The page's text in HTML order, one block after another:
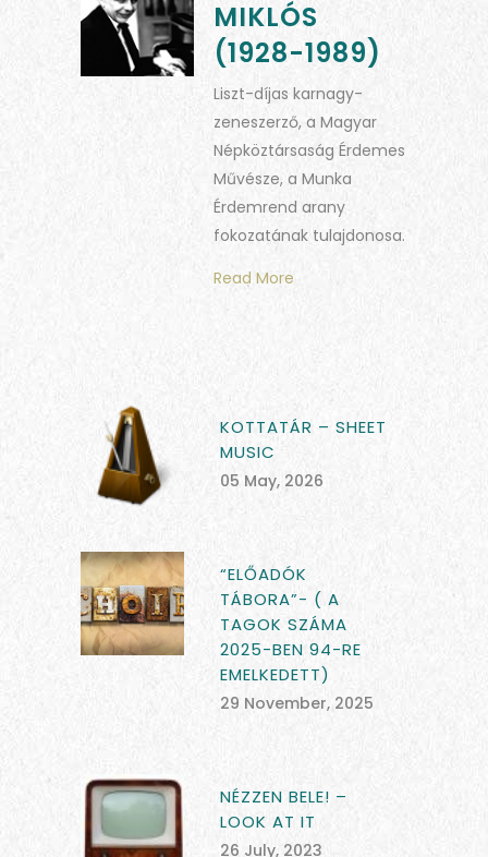
MIKLÓS
(1928-1989)
Liszt-díjas karnagy-
zeneszerző, a Magyar
Népköztársaság Érdemes
Művésze, a Munka
Érdemrend arany
fokozatának tulajdonosa.
Read More
KOTTATÁR – SHEET
MUSIC
05 May, 2026
“ELŐADÓK
TÁBORA”- ( A
TAGOK SZÁMA
2025-BEN 94-RE
EMELKEDETT)
29 November, 2025
NÉZZEN BELE! –
LOOK AT IT
26 July, 2023